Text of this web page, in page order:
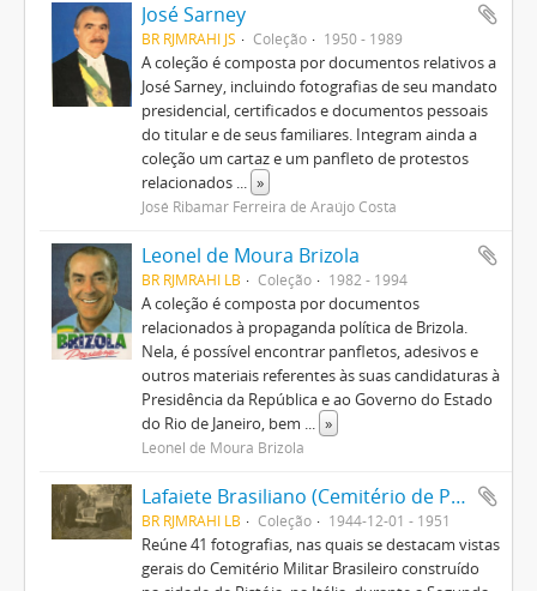
José Sarney
BR RJMRAHI JS Coleção 1950 - 1989
A coleção é composta por documentos relativos a
José Sarney, incluindo fotografias de seu mandato
presidencial, certificados e documentos pessoais
do titular e de seus familiares. Integram ainda a
coleção um cartaz e um panfleto de protestos
relacionados ... »
José Ribamar Ferreira de Araújo Costa
Leonel de Moura Brizola
BR RJMRAHI LB Coleção 1982 - 1994
A coleção é composta por documentos
relacionados à propaganda política de Brizola.
Nela, é possível encontrar panfletos, adesivos e
outros materiais referentes às suas candidaturas à
Presidência da República e ao Governo do Estado
do Rio de Janeiro, bem ... »
Leonel de Moura Brizola
Lafaiete Brasiliano (Cemitério de Pistoia)
BR RJMRAHI LB Coleção 1944-12-01 - 1951
Reúne 41 fotografias, nas quais se destacam vistas
gerais do Cemitério Militar Brasileiro construído